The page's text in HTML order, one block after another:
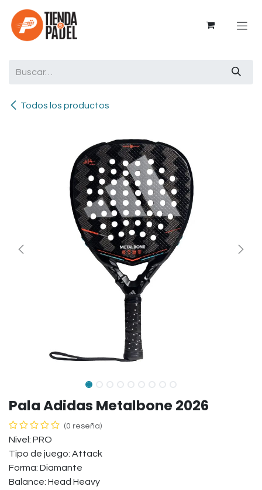
Ir al contenido
Todos los productos
Pala Adidas Metalbone 2026
(0 reseña)
Nivel: PRO
Tipo de juego: Attack
Forma: Diamante
Balance: Head Heavy